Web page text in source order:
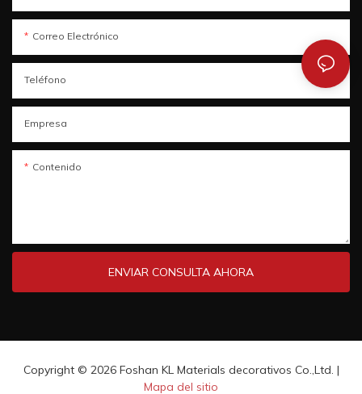
Correo Electrónico
Teléfono
Empresa
Contenido
ENVIAR CONSULTA AHORA
Copyright © 2026 Foshan KL Materials decorativos Co.,Ltd. |
Mapa del sitio